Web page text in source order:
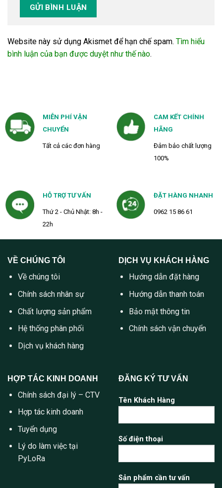
Website này sử dụng Akismet để hạn chế spam. Tìm hiểu
bình luận của bạn được duyệt như thế nào.
MIỄN PHÍ VẬN
CHUYỂN
Tất cả các đơn hàng
CAM KẾT CHÍNH
HÃNG
Đảm bảo chất lượng
100%
HỖ TRỢ TƯ VẤN
Thứ 2 - Chủ Nhật: 8h -
22h
ĐẶT HÀNG NHANH
0962 15 86 61
VỀ CHÚNG TÔI
Về chúng tôi
Chính sách nhân sự
Chất lượng sản phẩm
Hệ thống phân phối
Dịch vụ khách hàng
DỊCH VỤ KHÁCH HÀNG
Hướng dẫn đặt hàng
Hướng dẫn thanh toán
Bảo mật thông tin
Chính sách vận chuyển
HỢP TÁC KINH DOANH
Chính sách đại lý – CTV
Hợp tác kinh doanh
Tuyển dụng
Lý do làm việc tại
PyLoRa
ĐĂNG KÝ TƯ VẤN
Tên Khách Hàng
Số điện thoại
Sản phẩm cần tư vấn